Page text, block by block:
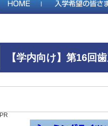
【学内向け】第16回
PR